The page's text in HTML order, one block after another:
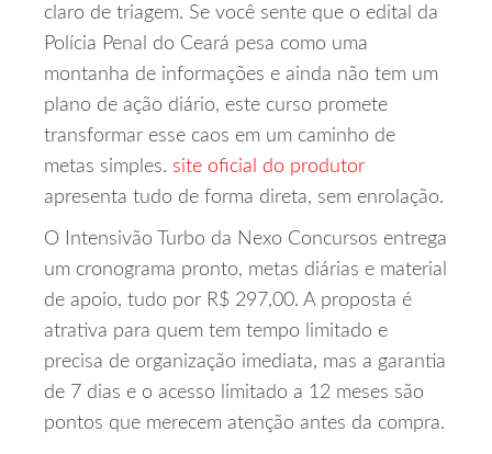
claro de triagem. Se você sente que o edital da
Polícia Penal do Ceará pesa como uma
montanha de informações e ainda não tem um
plano de ação diário, este curso promete
transformar esse caos em um caminho de
metas simples. site oficial do produtor
apresenta tudo de forma direta, sem enrolação.
O Intensivão Turbo da Nexo Concursos entrega
um cronograma pronto, metas diárias e material
de apoio, tudo por R$ 297,00. A proposta é
atrativa para quem tem tempo limitado e
precisa de organização imediata, mas a garantia
de 7 dias e o acesso limitado a 12 meses são
pontos que merecem atenção antes da compra.